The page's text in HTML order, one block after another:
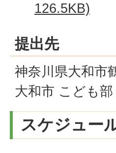
126.5KB)
提出先
神奈川県大和市
大和市 こども
スケジュー